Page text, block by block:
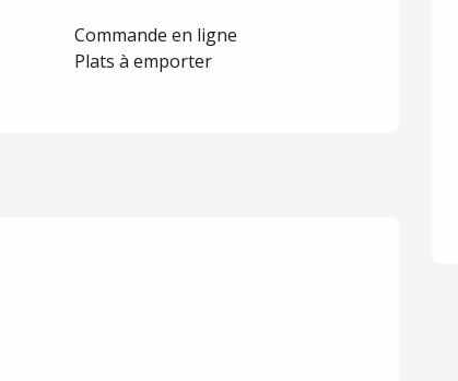
Commande en ligne
Plats à emporter